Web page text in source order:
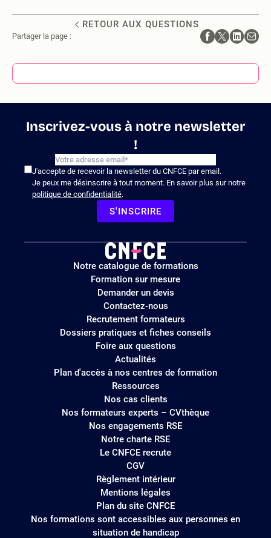
RETOUR AUX QUESTIONS
Partager la page :
Inscrivez-vous à notre newsletter
!
J'accepte de recevoir la newsletter du CNFCE par email.
Je peux me désinscrire à tout moment. En savoir plus sur notre
politique de confidentialité.
S'INSCRIRE
Logo
site
Notre catalogue de formations
Formation sur mesure
Demander un devis
Contactez-nous
Recrutement formateurs
Dossiers pratiques et fiches conseils
Foire aux questions
Actualités
Plan d'accès à nos centres de formation
Ressources
Nos cas clients
Nos formateurs experts – CVthèque
Nos engagements RSE
Notre charte RSE
Le CNFCE recrute
CGV
Règlement intérieur
Mentions légales
Plan du site CNFCE
Nos formations sont accessibles aux personnes en
situation de handicap